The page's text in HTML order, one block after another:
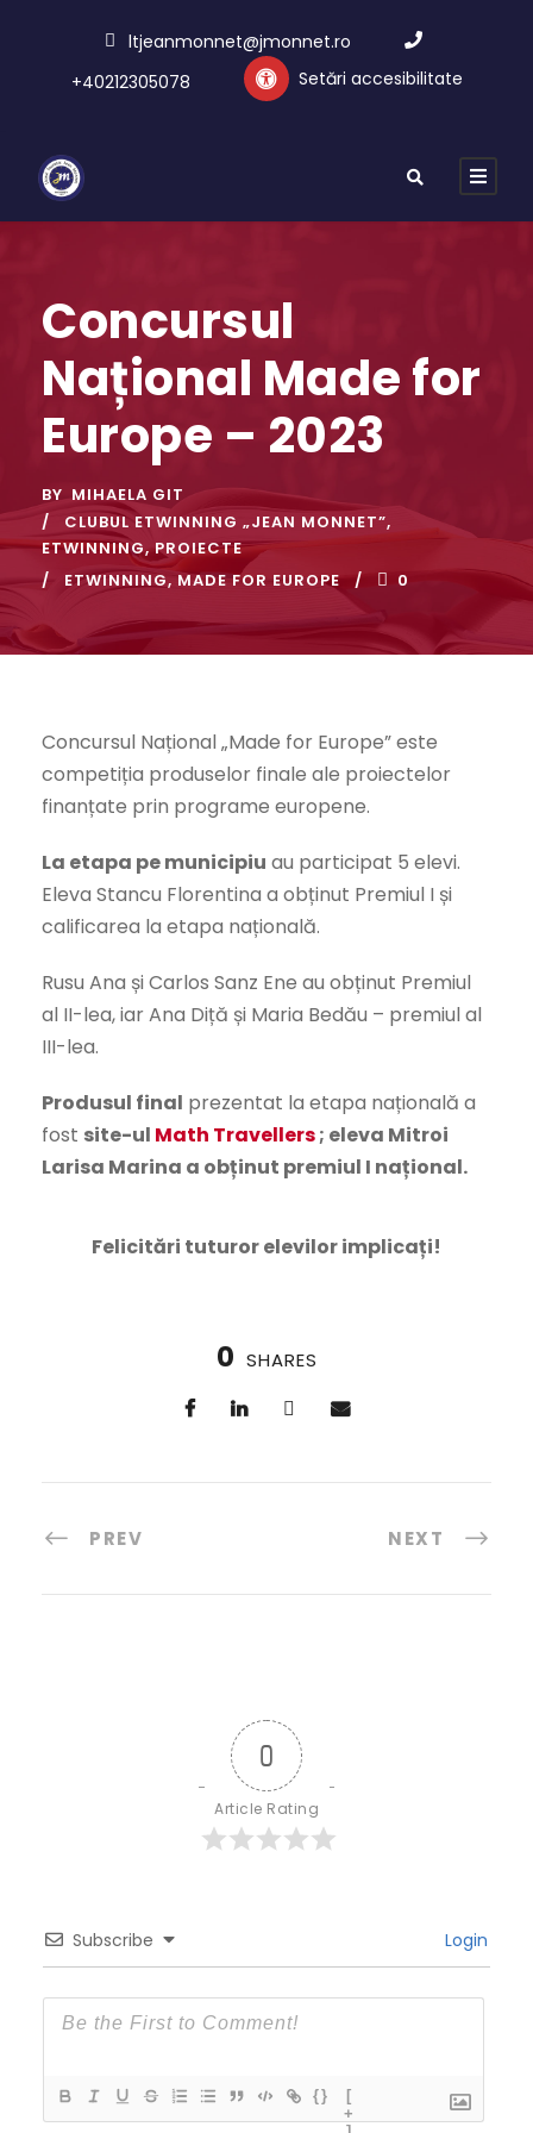
ltjeanmonnet@jmonnet.ro
+40212305078
Setări accesibilitate
Concursul
Național Made for
Europe – 2023
BY MIHAELA GIT
CLUBUL ETWINNING „JEAN MONNET”,
ETWINNING, PROIECTE
ETWINNING, MADE FOR EUROPE 0
Concursul Național „Made for Europe” este
competiția produselor finale ale proiectelor
finanțate prin programe europene.
La etapa pe municipiu au participat 5 elevi.
Eleva Stancu Florentina a obținut Premiul I și
calificarea la etapa națională.
Rusu Ana și Carlos Sanz Ene au obținut Premiul
al II-lea, iar Ana Diță și Maria Bedău – premiul al
III-lea.
Produsul final prezentat la etapa națională a
fost site-ul Math Travellers; eleva Mitroi
Larisa Marina a obținut premiul I național.
Felicitări tuturor elevilor implicați!
0 SHARES
PREV NEXT
0
Article Rating
Subscribe Login
{}
[
+